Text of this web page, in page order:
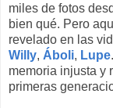
miles de fotos
bien qué. Pero
revelado en las
Willy, Áboli, Lupe
memoria injusta y
primeras